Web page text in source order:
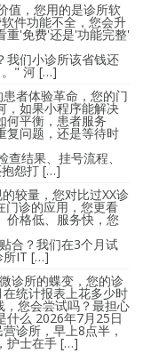
值，您用的是诊所软
件功能不全，您会升
重'免费'还是'功能完整'
我们小诊所该省钱还
。" 河 […]
者体验革命，您的门
，如果小程序能解决
何平衡，患者服务
复问题，还是等待时
结果、挂号流程、
抱怨打 […]
较量，您对比过XX诊
门诊的应用，您更看
价格低、服务快，您
合？我们在3个月试
所IT […]
诊所的蝶变，您的诊
统计报表上花多少时
您会尝试吗？最担心
什么 2026年7月25日
诊所，早上8点半，
护士在手 […]